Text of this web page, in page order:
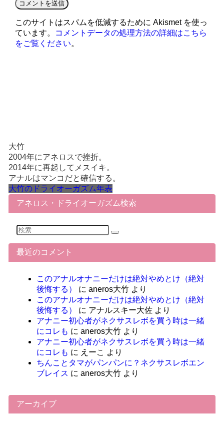
このサイトはスパムを低減するために Akismet を使っ
ています。 コメントデータの処理方法の詳細はこちら
をご覧ください。
大竹
2004年にアネロスで挫折。
2014年に再起してメスイキ。
アナルはマンコだと確信する。
大竹のドライオーガズム年表
アネロス・ドライオーガズム検索
最近のコメント
このアナルオナニーだけは絶対やめとけ（絶対
後悔する）
に aneros大竹より
このアナルオナニーだけは絶対やめとけ（絶対
後悔する）
に アナルスキー大佐より
アナニー初心者がネクサスレボを買う時は一緒
にコレも に aneros大竹より
アナニー初心者がネクサスレボを買う時は一緒
にコレも に えーこ より
ちんことタマがパンパンに？ネクサスレボエン
ブレイス に aneros大竹より
アーカイブ